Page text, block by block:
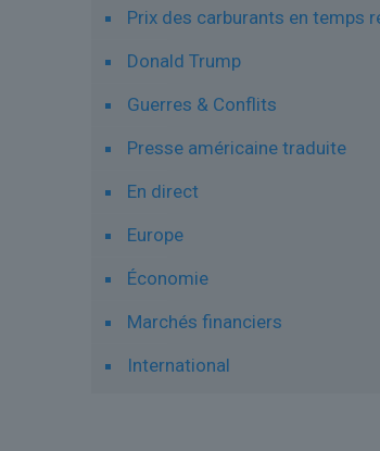
Prix des carburants en temps
Donald Trump
Guerres & Conflits
Presse américaine traduite
En direct
Europe
Économie
Marchés financiers
International